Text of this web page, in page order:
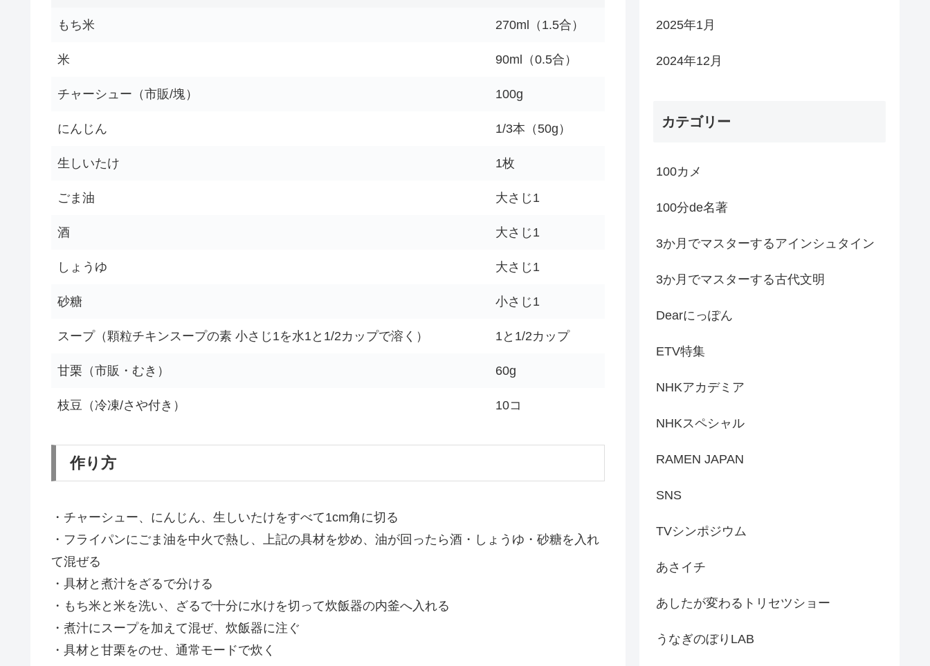
もち米 270ml（1.5合）
米 90ml（0.5合）
チャーシュー（市販/塊） 100g
にんじん 1/3本（50g）
生しいたけ 1枚
ごま油 大さじ1
酒 大さじ1
しょうゆ 大さじ1
砂糖 小さじ1
スープ（顆粒チキンスープの素 小さじ1を水1と1/2カップで溶く） 1と1/2カップ
甘栗（市販・むき） 60g
枝豆（冷凍/さや付き） 10コ
作り方
・チャーシュー、にんじん、生しいたけをすべて1cm角に切る
・フライパンにごま油を中火で熱し、上記の具材を炒め、油が回ったら酒・しょうゆ・砂糖を入れ
て混ぜる
・具材と煮汁をざるで分ける
・もち米と米を洗い、ざるで十分に水けを切って炊飯器の内釜へ入れる
・煮汁にスープを加えて混ぜ、炊飯器に注ぐ
・具材と甘栗をのせ、通常モードで炊く
2025年1月
2024年12月
カテゴリー
100カメ
100分de名著
3か月でマスターするアインシュタイン
3か月でマスターする古代文明
Dearにっぽん
ETV特集
NHKアカデミア
NHKスペシャル
RAMEN JAPAN
SNS
TVシンポジウム
あさイチ
あしたが変わるトリセツショー
うなぎのぼりLAB